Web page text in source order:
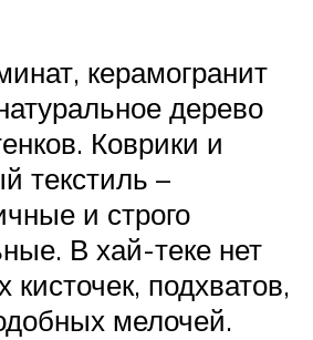
керамогранит
дерево
Коврики и
текстиль –
и строго
В хай-теке нет
кисточек, подхватов,
мелочей.